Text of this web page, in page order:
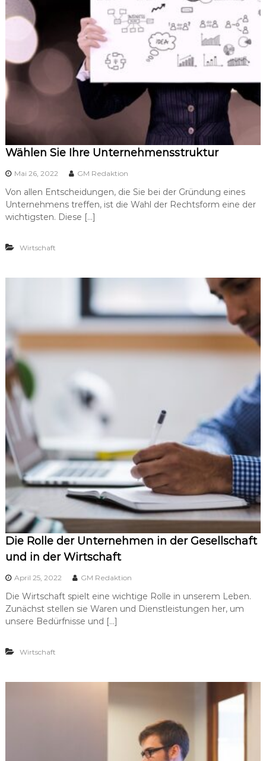
Wählen Sie Ihre Unternehmensstruktur
Mai 26, 2022 GM Redaktion
Von allen Entscheidungen, die Sie bei der Gründung eines
Unternehmens treffen, ist die Wahl der Rechtsform eine der
wichtigsten. Diese […]
Wirtschaft
Die Rolle der Unternehmen in der Gesellschaft
und in der Wirtschaft
April 25, 2022 GM Redaktion
Die Wirtschaft spielt eine wichtige Rolle in unserem Leben.
Zunächst stellen sie Waren und Dienstleistungen her, um
unsere Bedürfnisse und […]
Wirtschaft